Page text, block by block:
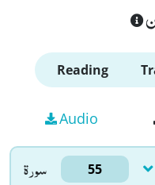
Reading
Audio
سورۃ 55